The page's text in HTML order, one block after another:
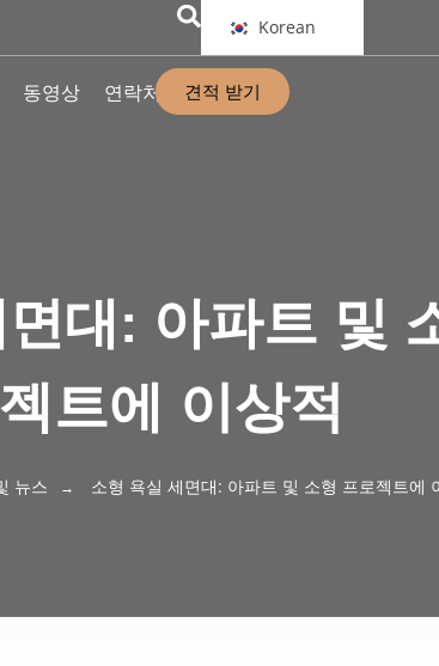
Korean
동영상 연락처 견적 받기
대: 아파트 및
젝트에 이상적
뉴스 소형 욕실 세면대: 아파트 및 소형 프로젝트에